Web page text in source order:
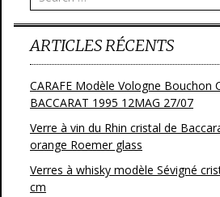
k
ARTICLES RÉCENTS
CARAFE Modèle Vologne Bouchon
BACCARAT 1995 12MAG 27/07
Verre à vin du Rhin cristal de
orange Roemer glass
Verres à whisky modèle Sévigné
cm